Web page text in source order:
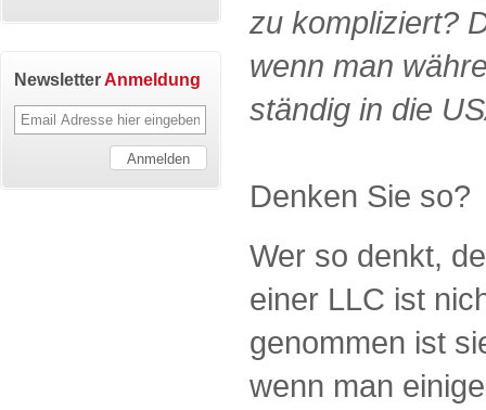
zu kompliziert?
wenn man
ständig in die
Denken Sie so?
Wer so denkt,
einer LLC ist
genommen ist
wenn man
NewsletterAnmeldung